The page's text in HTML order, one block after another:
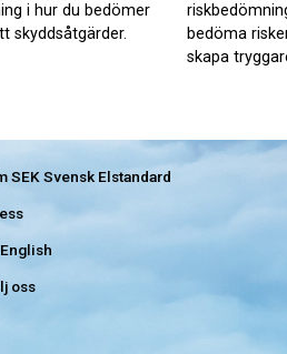
i hur du bedömer
skyddsåtgärder.
bedöma
skapa
SEK Svensk Elstandard
oss